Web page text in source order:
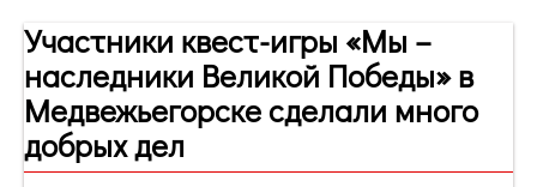
Участники квест-игры «Мы –
наследники Великой Победы» в
Медвежьегорске сделали много
добрых дел